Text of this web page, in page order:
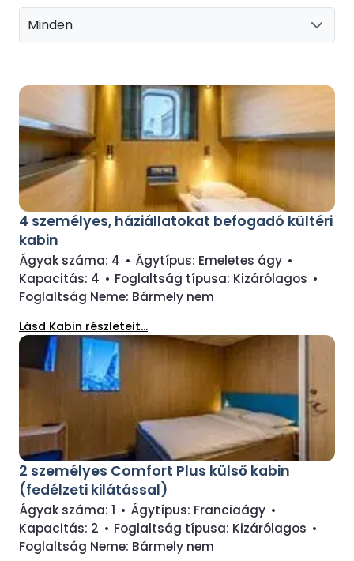
Minden
4 személyes, háziállatokat befogadó kültéri
kabin
Ágyak száma: 4 • Ágytípus: Emeletes ágy •
Kapacitás: 4 • Foglaltság típusa: Kizárólagos •
Foglaltság Neme: Bármely nem
Lásd Kabin részleteit...
2 személyes Comfort Plus külső kabin
(fedélzeti kilátással)
Ágyak száma: 1 • Ágytípus: Franciaágy •
Kapacitás: 2 • Foglaltság típusa: Kizárólagos •
Foglaltság Neme: Bármely nem